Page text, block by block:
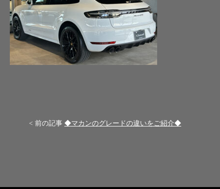
< 前の記事 ◆マカンのグレードの違いをご紹介◆